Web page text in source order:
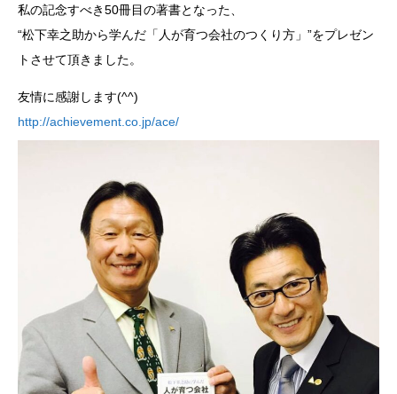
私の記念すべき50冊目の著書となった、
“松下幸之助から学んだ「人が育つ会社のつくり方」”をプレゼン
トさせて頂きました。
友情に感謝します(^^)
http://achievement.co.jp/ace/